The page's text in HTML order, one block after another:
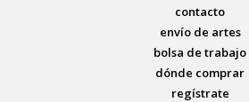
contacto
envío de artes
bolsa de trabajo
dónde comprar
regístrate